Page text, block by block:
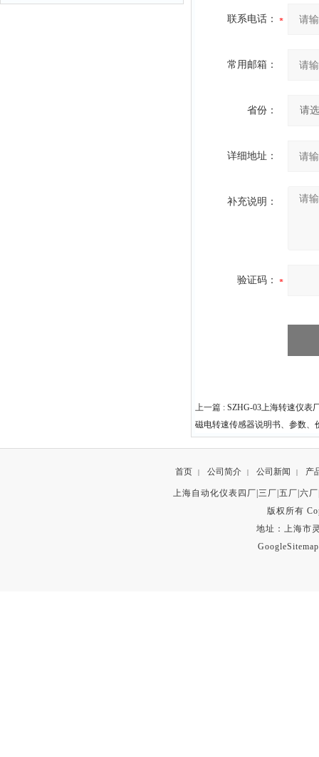
联系电话：
常用邮箱：
省份：
详细地址：
补充说明：
验证码：
上一篇 : SZHG-03上海转速仪表
磁电转速传感器说明书、参数、
首页 | 公司简介 | 公司新闻 | 产
上海自动化仪表四厂|三厂|五厂|六
版权所有
地址：上海市
GoogleSitemap